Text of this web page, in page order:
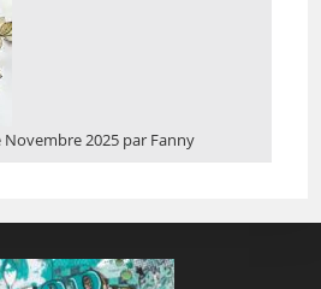
2025 par Fanny